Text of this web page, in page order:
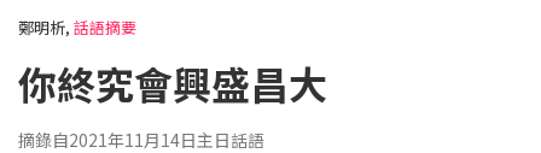
鄭明析, 話語摘要
你終究會興盛昌大
摘錄自2021年11月14日主日話語